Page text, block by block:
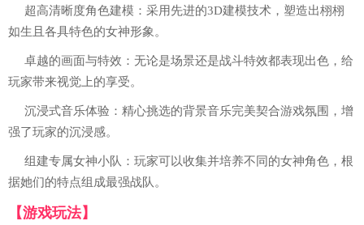
超高清晰度角色建模：采用先进的3D建模技术，塑造出栩栩
如生且各具特色的女神形象。
卓越的画面与特效：无论是场景还是战斗特效都表现出色，给
玩家带来视觉上的享受。
沉浸式音乐体验：精心挑选的背景音乐完美契合游戏氛围，增
强了玩家的沉浸感。
组建专属女神小队：玩家可以收集并培养不同的女神角色，根
据她们的特点组成最强战队。
【游戏玩法】